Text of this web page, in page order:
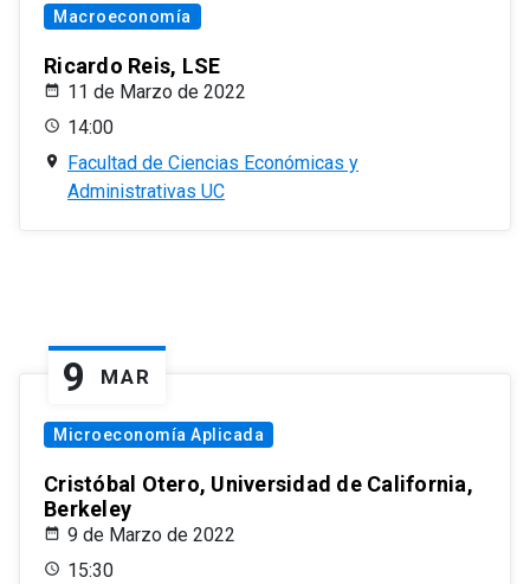
Macroeconomía
Ricardo Reis, LSE
11 de Marzo de 2022
14:00
Facultad de Ciencias Económicas y
Administrativas UC
9 MAR
Microeconomía Aplicada
Cristóbal Otero, Universidad de California,
Berkeley
9 de Marzo de 2022
15:30